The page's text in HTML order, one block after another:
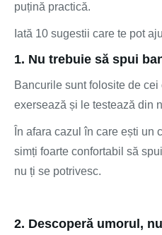
puțină practică.
Iată 10 sugestii care te pot
1. Nu trebuie să spui
Bancurile sunt folosite de
exersează și le testează din
În afara cazul în care ești un
simți foarte confortabil să
nu ți se potrivesc.
2. Descoperă umorul,